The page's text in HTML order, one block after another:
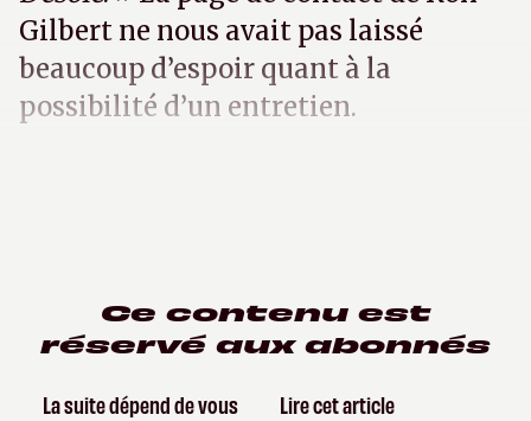
Gilbert ne nous avait pas laissé
beaucoup d’espoir quant à la
possibilité d’un entretien.
Ce contenu est
réservé aux abonnés
La suite dépend de vous
Lire cet article